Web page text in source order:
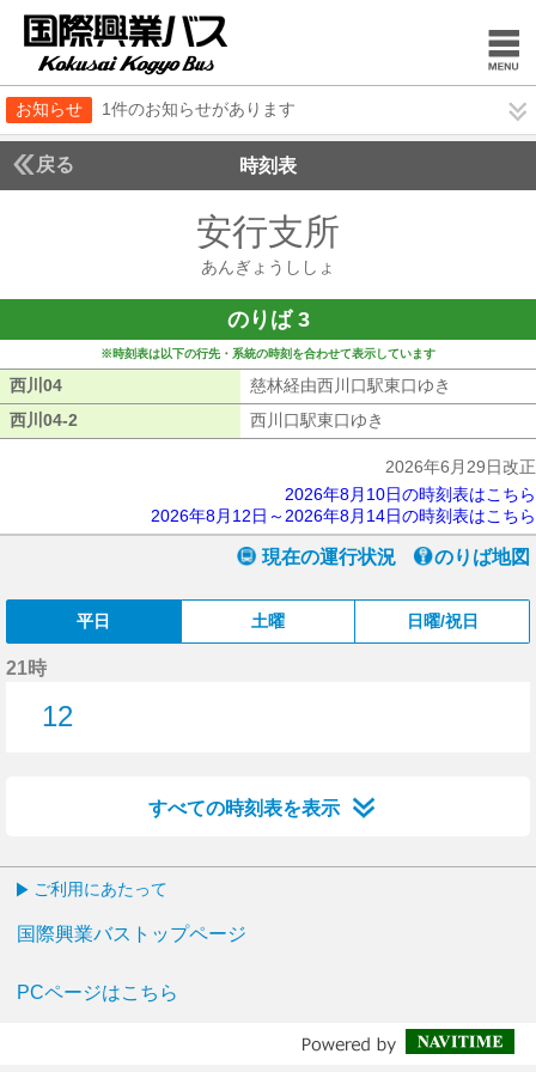
お知らせ 1件のお知らせがあります
戻る 時刻表
安行支所
あんぎょうししょ
のりば 3
※時刻表は以下の行先・系統の時刻を合わせて表示しています
西川04 慈林経由西川口駅東口ゆき
西川04-2
西川口駅東口ゆき
2026年6月29日改正
2026年8月10日の時刻表はこちら
2026年8月12日～2026年8月14日の時刻表はこちら
現在の運行状況 のりば地図
平日 土曜 日曜/祝日
21時
12
すべての時刻表を表示
ご利用にあたって
国際興業バストップページ
PCページはこちら